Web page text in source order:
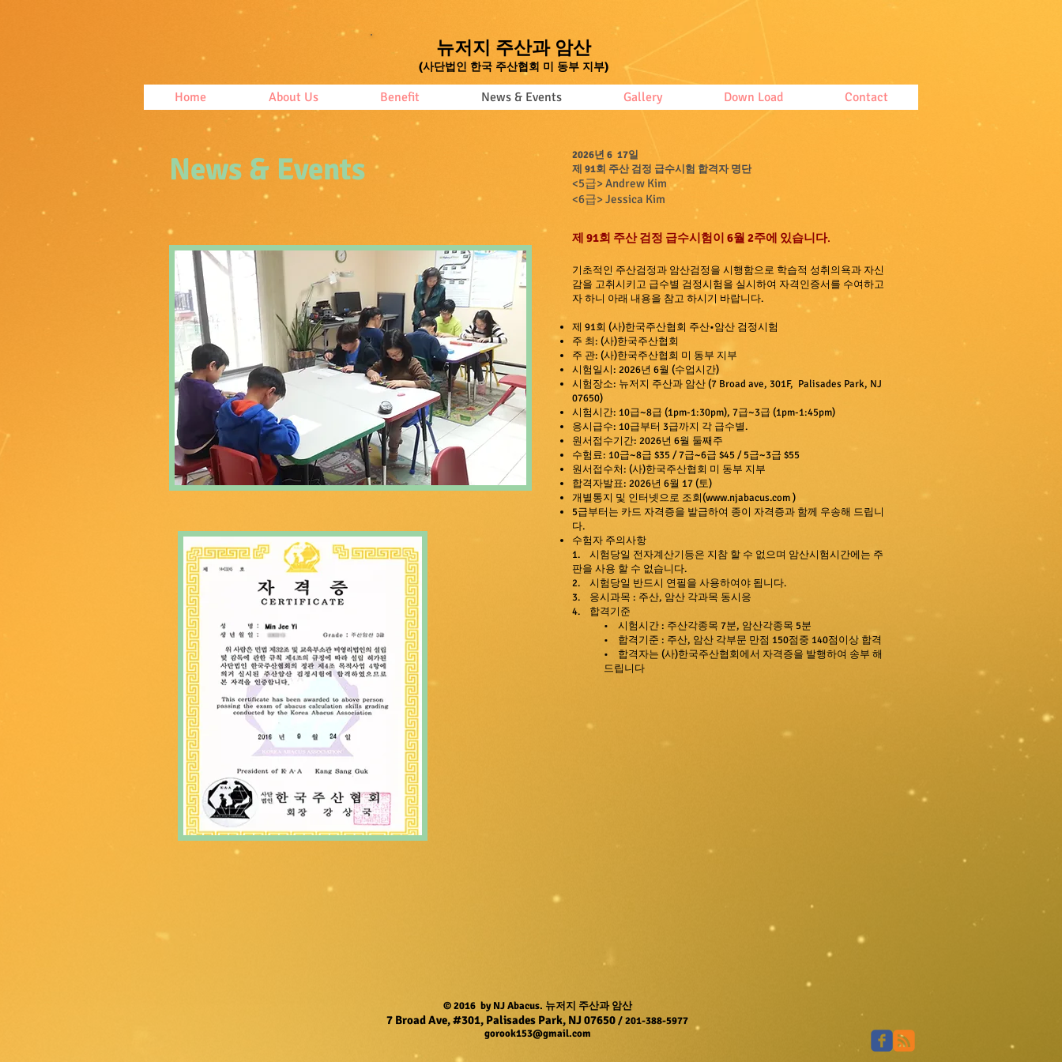
뉴저지 주산과 암산
​(사단법인 한국 주산협회 미 동부 지부)
Home About Us Benefit News & Events Gallery Down Load Contact
News & Events 2026년 6 17일
제 91회 주산 검정 급수시험 합격자 명단
<5급> Andrew Kim
<6급> Jessica Kim
제 91회 주산 검정 급수시험이 6월 2주에 있습니다.
기초적인 주산검정과 암산검정을 시행함으로 학습적 성취의욕과 자신
감을 고취시키고 급수별 검정시험을 실시하여 자격인증서를 수여하고
자 하니 아래 내용을 참고 하시기 바랍니다.
제 91회 (사)한국주산협회 주산•암산 검정시험
주 최: (사)한국주산협회
주 관: (사)한국주산협회 미 동부 지부
시험일시: 2026년 6월 (수업시간)
시험장소: 뉴저지 주산과 암산(7 Broad ave, 301F, Palisades Park, NJ
07650)
시험시간: 10급~8급 (1pm-1:30pm), 7급~3급 (1pm-1:45pm)
응시급수: 10급부터 3급까지 각 급수별.
원서접수기간: 2026년 6월 둘째주
수험료: 10급~8급 $35 / 7급~6급 $45 / 5급~3급 $55
원서접수처: (사)한국주산협회 미 동부 지부
합격자발표: 2026년 6월 17 (토)
개별통지 및 인터넷으로 조회(www.njabacus.com)
5급부터는 카드 자격증을 발급하여 종이 자격증과 함께 우송해 드립니
다.
수험자 주의사항
1. 시험당일 전자계산기등은 지참 할 수 없으며 암산시험시간에는 주
판을 사용 할 수 없습니다.
2. 시험당일 반드시 연필을 사용하여야 됩니다.
3. 응시과목 : 주산, 암산 각과목 동시응
4. 합격기준
• 시험시간 : 주산각종목 7분, 암산각종목 5분
• 합격기준 : 주산, 암산 각부문 만점 150점중 140점이상 합격
• 합격자는 (사)한국주산협회에서 자격증을 발행하여 송부 해
드립니다
© 2016 by NJ Abacus. 뉴저지 주산과 암산
7 Broad Ave, #301, Palisades Park, NJ 07650/ 201-388-5977
gorook153@gmail.com